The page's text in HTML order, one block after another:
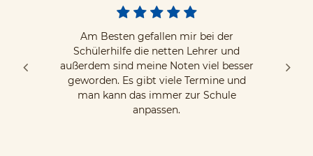
Am Besten gefallen mir bei der
Schülerhilfe die netten Lehrer und
außerdem sind meine Noten viel besser
geworden. Es gibt viele Termine und
man kann das immer zur Schule
anpassen.